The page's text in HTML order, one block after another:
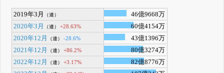
2019年3月 （連）
46億9668万
2020年3月
（連） +28.63%
60億4154万
2020年12月
（連） -28.6%
43億1396万
2021年12月
（連） +86.2%
80億3274万
2022年12月
（連） +3.17%
82億8776万